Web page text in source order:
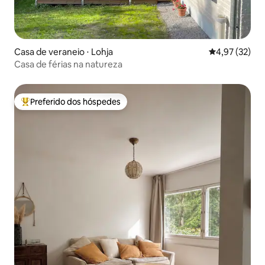
Casa de veraneio ⋅ Lohja 4,97 de uma
4,97 (32)
Casa de férias na natureza
Entre os melhores preferidos dos hóspedes
Preferido dos hóspedes